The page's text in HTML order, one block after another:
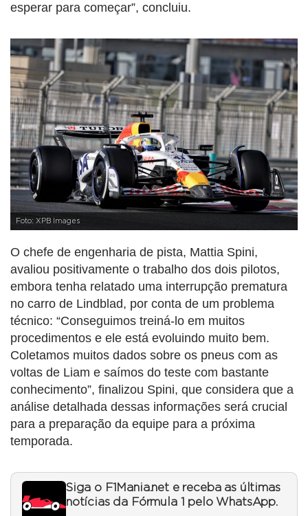
esperar para começar”, concluiu.
Foto: XPB Images
O chefe de engenharia de pista, Mattia Spini,
avaliou positivamente o trabalho dos dois pilotos,
embora tenha relatado uma interrupção prematura
no carro de Lindblad, por conta de um problema
técnico: “Conseguimos treiná-lo em muitos
procedimentos e ele está evoluindo muito bem.
Coletamos muitos dados sobre os pneus com as
voltas de Liam e saímos do teste com bastante
conhecimento”, finalizou Spini, que considera que a
análise detalhada dessas informações será crucial
para a preparação da equipe para a próxima
temporada.
Siga o F1Mania.net e receba as últimas
notícias da Fórmula 1 pelo WhatsApp.